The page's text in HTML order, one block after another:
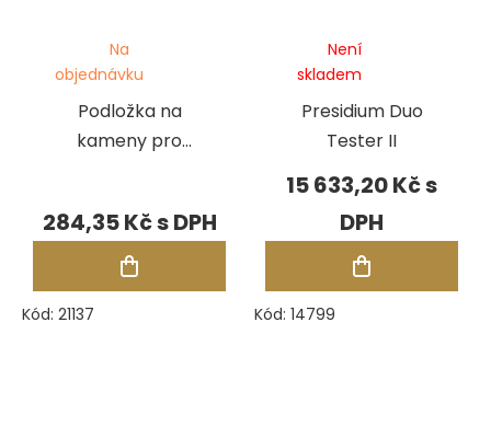
Podložka na
kameny pro
Na
objednávku
284,35 Kč
Kód: 21137
Presidium Duo
Tester II
Není
skladem
15 633,20 Kč
Kód: 14799